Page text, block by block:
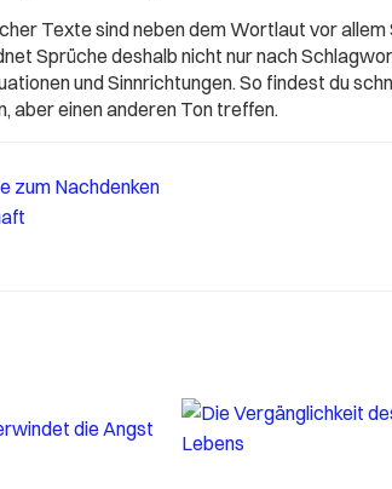
Texte sind neben dem Wortlaut vor
Sprüche deshalb nicht nur nach
und Sinnrichtungen. So findest du
aber einen anderen Ton treffen.
zum Nachdenken